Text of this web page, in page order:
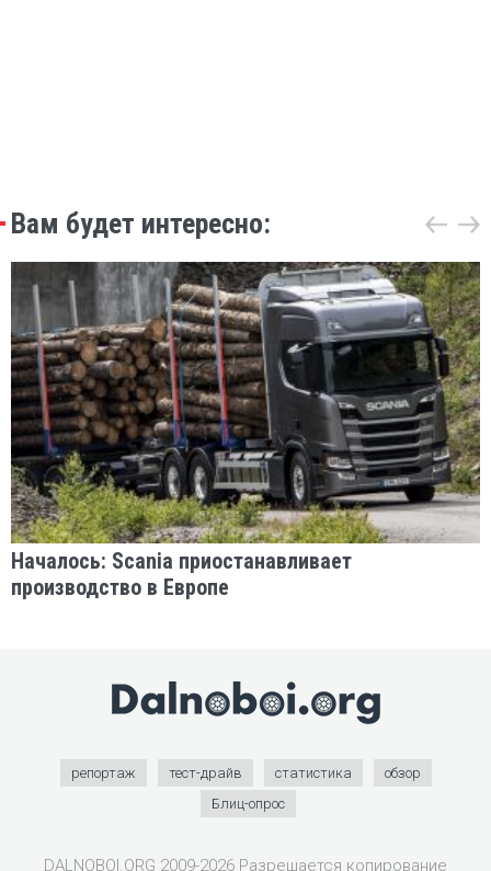
Вам будет интересно:
Началось: Scania приостанавливает
производство в Европе
репортаж тест-драйв статистика
обзор
Блиц-опрос
DALNOBOI.ORG 2009-2026 Разрешается копирование